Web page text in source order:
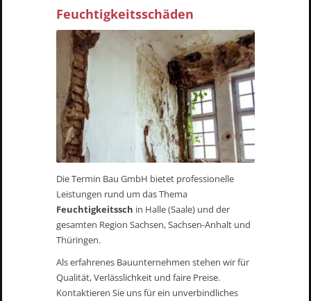
Feuchtigkeitsschäden
Die Termin Bau GmbH bietet professionelle
Leistungen rund um das Thema
Feuchtigkeitssch in Halle (Saale) und der
gesamten Region Sachsen, Sachsen-Anhalt und
Thüringen.
Als erfahrenes Bauunternehmen stehen wir für
Qualität, Verlässlichkeit und faire Preise.
Kontaktieren Sie uns für ein unverbindliches